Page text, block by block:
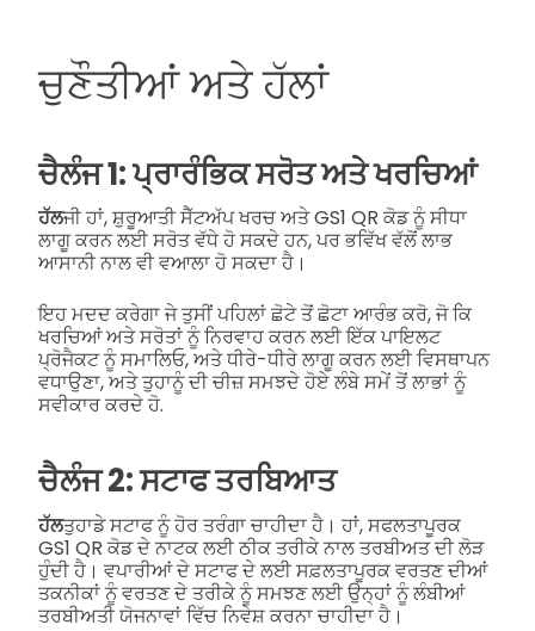
ਚੁਣੌਤੀਆਂ ਅਤੇ ਹੱਲਾਂ
ਚੈਲੰਜ 1: ਪ੍ਰਾਰੰਭਿਕ ਸਰੋਤ ਅਤੇ ਖਰਚਿਆਂ
ਹੱਲਜੀ ਹਾਂ, ਸ਼ੁਰੂਆਤੀ ਸੈੱਟਅੱਪ ਖਰਚ ਅਤੇ GS1 QR ਕੋਡ ਨੂੰ ਸੀਧਾ
ਲਾਗੂ ਕਰਨ ਲਈ ਸਰੋਤ ਵੱਧੇ ਹੋ ਸਕਦੇ ਹਨ, ਪਰ ਭਵਿੱਖ ਵੱਲੋਂ ਲਾਭ
ਆਸਾਨੀ ਨਾਲ ਵੀ ਵਆਲਾ ਹੋ ਸਕਦਾ ਹੈ।
ਇਹ ਮਦਦ ਕਰੇਗਾ ਜੇ ਤੁਸੀਂ ਪਹਿਲਾਂ ਛੋਟੇ ਤੋਂ ਛੋਟਾ ਆਰੰਭ ਕਰੋ, ਜੋ ਕਿ
ਖਰਚਿਆਂ ਅਤੇ ਸਰੋਤਾਂ ਨੂੰ ਨਿਰਵਾਹ ਕਰਨ ਲਈ ਇੱਕ ਪਾਇਲਟ
ਪ੍ਰੋਜੈਕਟ ਨੂੰ ਸਮਾਲਿਓ, ਅਤੇ ਧੀਰੇ-ਧੀਰੇ ਲਾਗੂ ਕਰਨ ਲਈ ਵਿਸਥਾਪਨ
ਵਧਾਉਣਾ, ਅਤੇ ਤੁਹਾਨੂੰ ਦੀ ਚੀਜ਼ ਸਮਝਦੇ ਹੋਏ ਲੰਬੇ ਸਮੇਂ ਤੋਂ ਲਾਭਾਂ ਨੂੰ
ਸਵੀਕਾਰ ਕਰਦੇ ਹੋ.
ਚੈਲੰਜ 2: ਸਟਾਫ ਤਰਬਿਆਤ
ਹੱਲਤੁਹਾਡੇ ਸਟਾਫ ਨੂੰ ਹੋਰ ਤਰੰਗਾ ਚਾਹੀਦਾ ਹੈ। ਹਾਂ, ਸਫਲਤਾਪੂਰਕ
GS1 QR ਕੋਡ ਦੇ ਨਾਟਕ ਲਈ ਠੀਕ ਤਰੀਕੇ ਨਾਲ ਤਰਬੀਅਤ ਦੀ ਲੋੜ
ਹੁੰਦੀ ਹੈ। ਵਪਾਰੀਆਂ ਦੇ ਸਟਾਫ ਦੇ ਲਈ ਸਫ਼ਲਤਾਪੂਰਕ ਵਰਤਣ ਦੀਆਂ
ਤਕਨੀਕਾਂ ਨੂੰ ਵਰਤਣ ਦੇ ਤਰੀਕੇ ਨੂੰ ਸਮਝਣ ਲਈ ਉਨ੍ਹਾਂ ਨੂੰ ਲੰਬੀਆਂ
ਤਰਬੀਅਤੀ ਯੋਜਨਾਵਾਂ ਵਿੱਚ ਨਿਵੇਸ਼ ਕਰਨਾ ਚਾਹੀਦਾ ਹੈ।